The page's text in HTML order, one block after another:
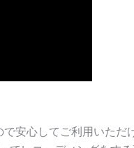
安心してご利用いただ